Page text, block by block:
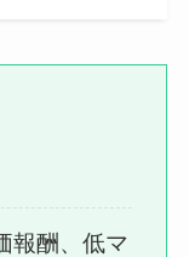
報酬、低マ